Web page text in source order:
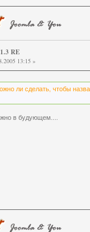
RE
13:15 »
ли сделать, чтобы
в будующем....